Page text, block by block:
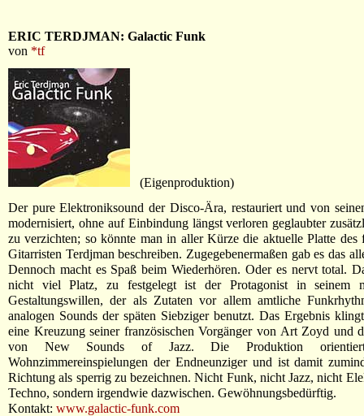
ERIC TERDJMAN: Galactic Funk
von *tf
(Eigenproduktion)
Der pure Elektroniksound der Disco-Ära, restauriert und von
modernisiert, ohne auf Einbindung längst verloren geglaubter
zu verzichten; so könnte man in aller Kürze die aktuelle Platte des
Gitarristen Terdjman beschreiben. Zugegebenermaßen gab es das
Dennoch macht es Spaß beim Wiederhören. Oder es nervt total.
nicht viel Platz, zu festgelegt ist der Protagonist in seinem
Gestaltungswillen, der als Zutaten vor allem amtliche
analogen Sounds der späten Siebziger benutzt. Das Ergebnis
eine Kreuzung seiner französischen Vorgänger von Art Zoyd und
von New Sounds of Jazz. Die Produktion
Wohnzimmereinspielungen der Endneunziger und ist damit
Richtung als sperrig zu bezeichnen. Nicht Funk, nicht Jazz, nicht
Techno, sondern irgendwie dazwischen. Gewöhnungsbedürftig.
Kontakt: www.galactic-funk.com